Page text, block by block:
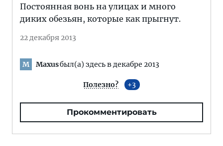
Постоянная вонь на улицах и много
диких обезьян, которые как прыгнут.
22 декабря 2013
M Maxusбыл(а) здесь в декабре 2013
Полезно? 3
Прокомментировать